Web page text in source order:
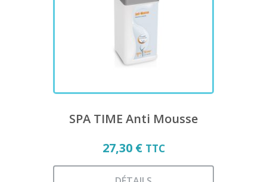
peuvent
être
choisies
sur
la
du
SPA TIME Anti Mousse
27,30 € TTC